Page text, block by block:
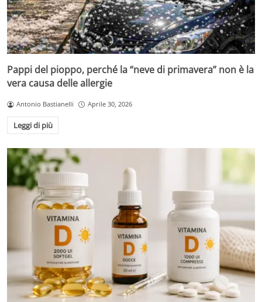
Pappi del pioppo, perché la “neve di primavera” non è la
vera causa delle allergie
Antonio Bastianelli Aprile 30, 2026
Leggi di più